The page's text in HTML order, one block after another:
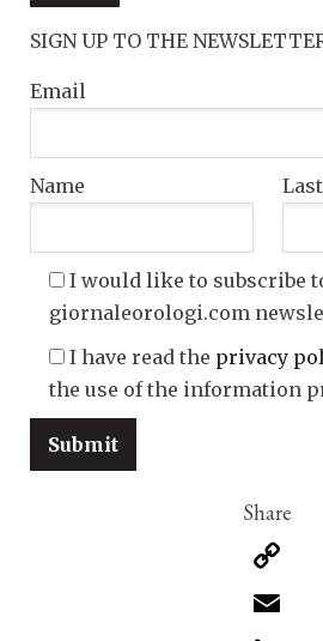
SIGN UP TO THE
Email
Name
I would like to subscribe
giornaleorologi.com
I have read the privacy
the use of the information